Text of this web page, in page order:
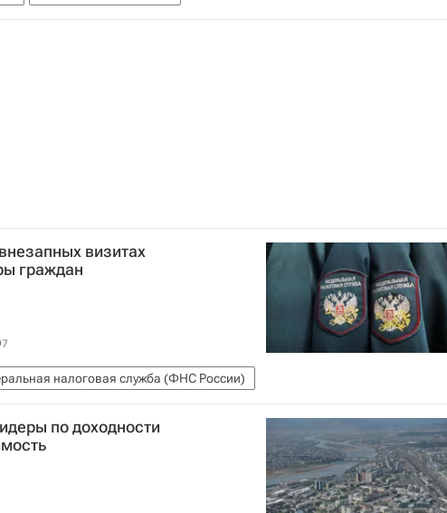
визитах
граждан
налоговая служба (ФНС России)
по доходности